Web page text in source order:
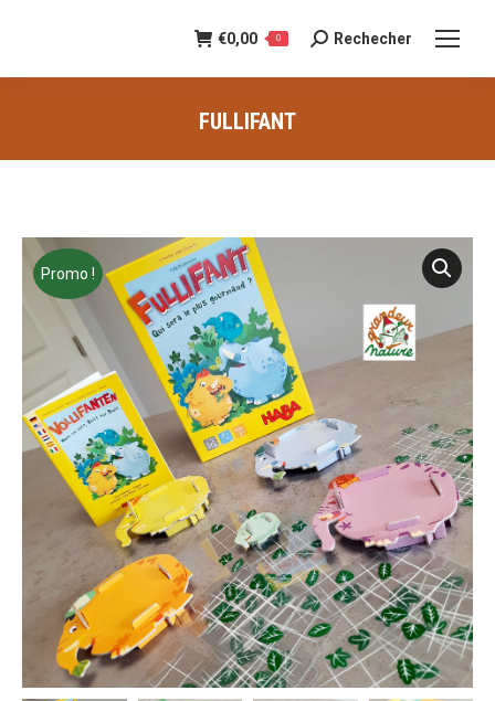
€0,00 0
Recherche
:
Rechecher
FULLIFANT
Promo !